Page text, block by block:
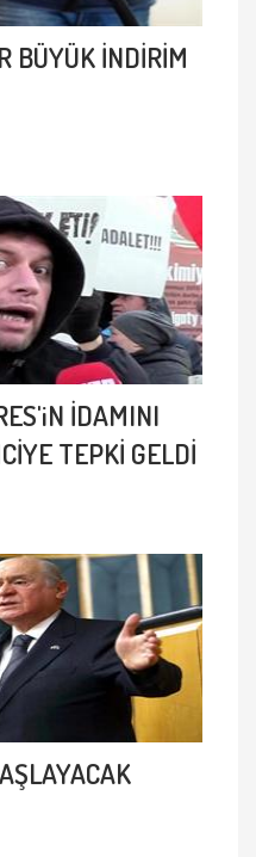
BÜYÜK İNDİRİM
İDAMINI
TEPKİ GELDİ